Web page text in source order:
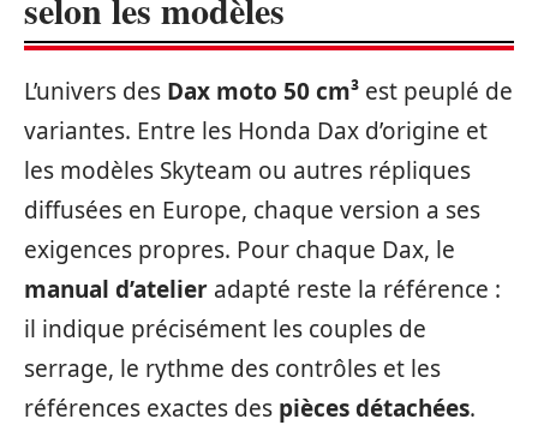
L’univers des Dax moto 50 cm³ est peuplé de
variantes. Entre les Honda Dax d’origine et
les modèles Skyteam ou autres répliques
diffusées en Europe, chaque version a ses
exigences propres. Pour chaque Dax, le
manual d’atelier adapté reste la référence :
il indique précisément les couples de
serrage, le rythme des contrôles et les
références exactes des pièces détachées.